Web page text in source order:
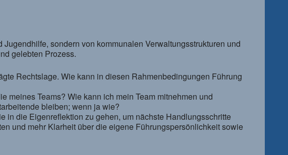
sondern von kommunalen Verwaltungsstrukturen und
gelebten Prozess.
Rechtslage. Wie kann in diesen Rahmenbedingungen Führung
meines Teams? Wie kann ich mein Team mitnehmen und
bleiben; wenn ja wie?
die Eigenreflektion zu gehen, um nächste Handlungsschritte
und mehr Klarheit über die eigene Führungspersönlichkeit sowie